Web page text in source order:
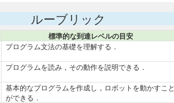
ルーブリック
標準的な到達レベルの目安
プログラム文法の基礎を理解する．
プログラムを読み，その動作を説明できる．
基本的なプログラムを作成し，ロボットを動かすこと
ができる．